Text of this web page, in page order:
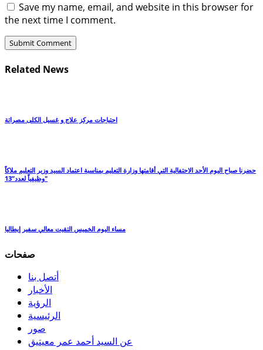
Save my name, email, and website in this browser for
the next time I comment.
Related News
احتياجات مركز علاج و غسيل الكلى مصراتة
حضرنا صباح اليوم الأحد الاحتفالية التي أقامتها وزارة التعليم بمناسبة اعتماد السيد وزير التعليم ملاكاً
وظيفياً لعدد”13″
مساء اليوم الخميس التقيت معالي سفير إيطاليا
صفحات
أتصل بنا
الأخبار
الرؤية
الرئيسية
صور
عن السيد أحمد عمر معيتيق